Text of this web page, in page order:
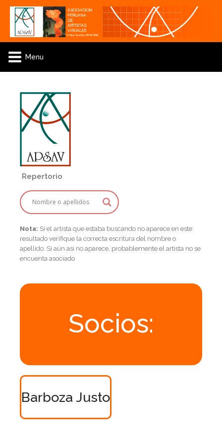
Menu
Repertorio
Nota: Si el artista que estaba buscando no aparece en este
resultado verifique la correcta escritura del nombre o
apellido. Si aún asi no aparece, probablemente el artista no se
encuenta asociado
Socios:
Barboza Justo